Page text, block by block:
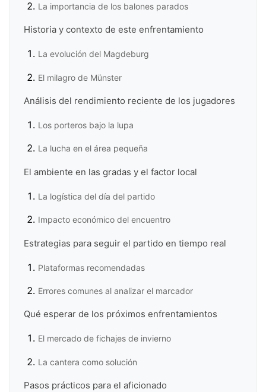
La importancia de los balones parados
Historia y contexto de este enfrentamiento
La evolución del Magdeburg
El milagro de Münster
Análisis del rendimiento reciente de los jugadores
Los porteros bajo la lupa
La lucha en el área pequeña
El ambiente en las gradas y el factor local
La logística del día del partido
Impacto económico del encuentro
Estrategias para seguir el partido en tiempo real
Plataformas recomendadas
Errores comunes al analizar el marcador
Qué esperar de los próximos enfrentamientos
El mercado de fichajes de invierno
La cantera como solución
Pasos prácticos para el aficionado